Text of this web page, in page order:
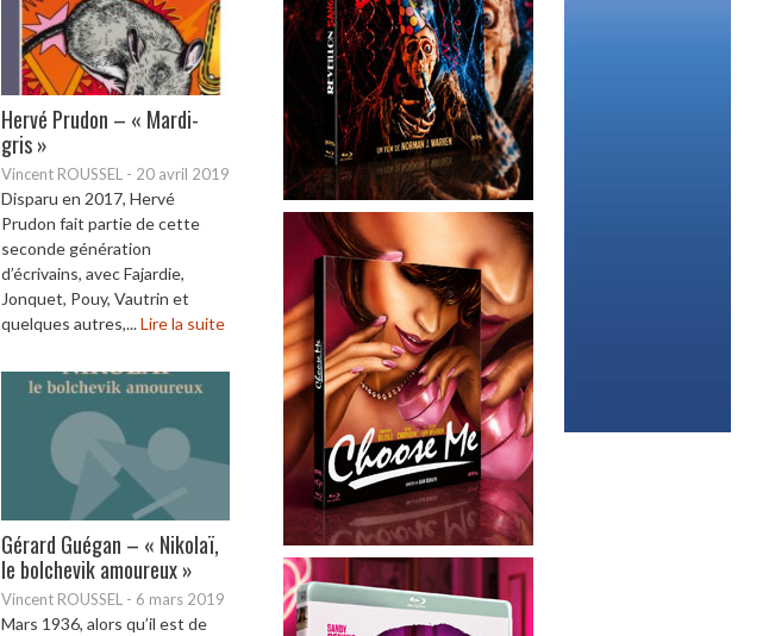
Hervé Prudon – « Mardi-
gris »
Vincent ROUSSEL - 20 avril 2019
Disparu en 2017, Hervé
Prudon fait partie de cette
seconde génération
d’écrivains, avec Fajardie,
Jonquet, Pouy, Vautrin et
quelques autres,...Lire la suite
Gérard Guégan – « Nikolaï,
le bolchevik amoureux »
Vincent ROUSSEL - 6 mars 2019
Mars 1936, alors qu’il est de